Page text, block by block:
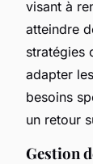
visant à
atteindre
stratégies
adapter
besoins
un retour
Gestion